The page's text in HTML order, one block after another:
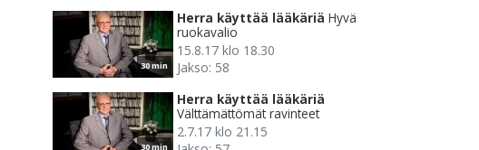
30 min
Herra käyttää lääkäriä Hyvä
ruokavalio
15.8.17 klo 18.30
Jakso: 58
30 min
Herra käyttää lääkäriä
Välttämättömät ravinteet
2.7.17 klo 21.15